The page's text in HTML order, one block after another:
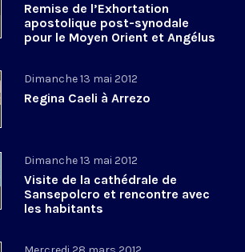
Remise de l’Exhortation
apostolique post-synodale
pour le Moyen Orient et Angélus
Dimanche 13 mai 2012
Regina Caeli à Arrezo
Dimanche 13 mai 2012
Visite de la cathédrale de
Sansepolcro et rencontre avec
les habitants